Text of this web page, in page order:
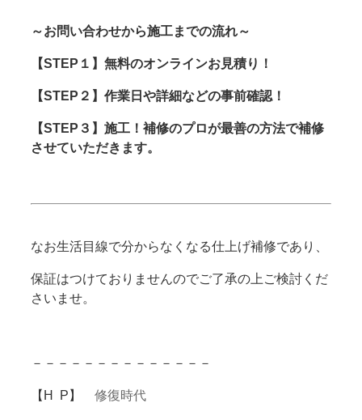
～お問い合わせから施工までの流れ～
【STEP１】無料のオンラインお見積り！
【STEP２】作業日や詳細などの事前確認！
【STEP３】施工！補修のプロが最善の方法で補修
させていただきます。
なお生活目線で分からなくなる仕上げ補修であり、
保証はつけておりませんのでご了承の上ご検討くだ
さいませ。
－－－－－－－－－－－－－－
【H P】修復時代